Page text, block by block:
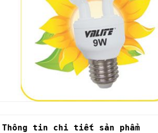
Thông tin chi tiết sản phẩm